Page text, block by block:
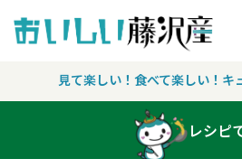
Main Navigation
見て楽しい！食べて楽しい！キ
レシピ